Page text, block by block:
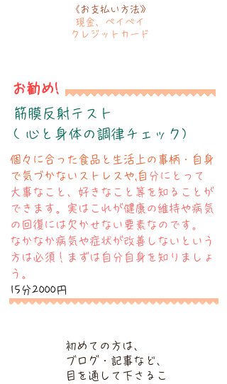
《お支払い方法》
​現金、ペイペイ
クレジットカード​
お勧め!
​筋膜反射テスト
( 心と身体の調律チェック)
​個々に合った食品と生活上の事柄・自身
で気づかないストレスや,自 分にとって
大事なこと、好きなこと等を知ることが
できます。実はこれが健康の維持や病気
の回復には欠かせない要素なのです。
​なかなか病気や症状が改善しないという
方は必須！まずは自分自身を知りましょ
う。
15分2000円
初めての方は、
ブログ・記事など、
目を通して下さるこ